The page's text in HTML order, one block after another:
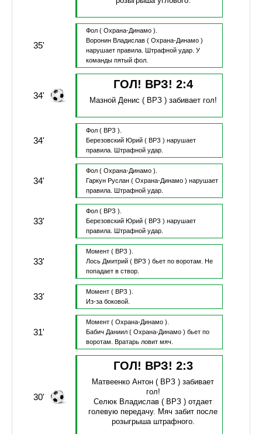
35'
Фол ( Охрана-Динамо ).
Воронин Владислав( Охрана-Динамо )
нарушает правила.
Штрафной удар. У
команды пятый фол.
34'
ГОЛ! ВРЗ! 2:4
Мазной Денис ( ВРЗ ) забивает гол!
34'
Фол ( ВРЗ ).
Березовский Юрий( ВРЗ ) нарушает
правила.
Штрафной удар.
34'
Фол ( Охрана-Динамо ).
Гаркун Руслан( Охрана-Динамо ) нарушает
правила.
Штрафной удар.
33'
Фол ( ВРЗ ).
Березовский Юрий( ВРЗ ) нарушает
правила.
Штрафной удар.
33'
Момент ( ВРЗ ).
Лось Дмитрий( ВРЗ ) бьет по воротам.
Не
попадает в створ.
33' Момент ( ВРЗ ).
Из-за боковой.
31'
Момент ( Охрана-Динамо ).
Бабич Даниил( Охрана-Динамо ) бьет по
воротам.
Вратарь ловит мяч.
30'
ГОЛ! ВРЗ! 2:3
Матвеенко Антон ( ВРЗ )забивает
гол!
Селюк Владислав ( ВРЗ )отдает
голевую передачу. Мяч забит после
розыгрыша штрафного.